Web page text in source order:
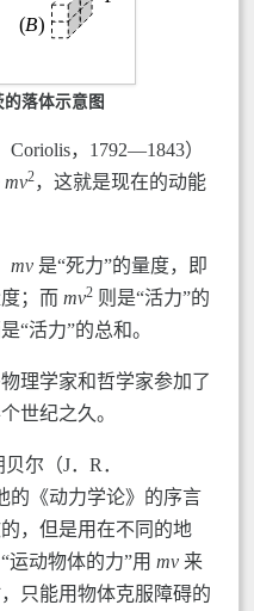
的落体示意图
，1792—1843）
mv2，这就是现在的动能
mv 是“死力”的量度，即
；而 mv2 则是“活力”的
“活力”的总和。
理学家和哲学家参加了
世纪之久。
尔（J．R．
的《动力学论》的序言
，但是用在不同的地
运动物体的力”用 mv 来
只能用物体克服障碍的